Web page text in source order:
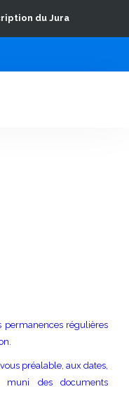
du Jura
permanences régulières
préalable, aux dates,
muni des documents